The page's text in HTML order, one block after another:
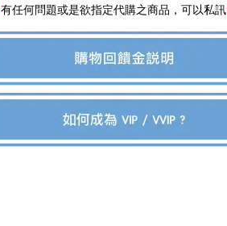
有任何問題或是欲指定代購之商品，可以私訊